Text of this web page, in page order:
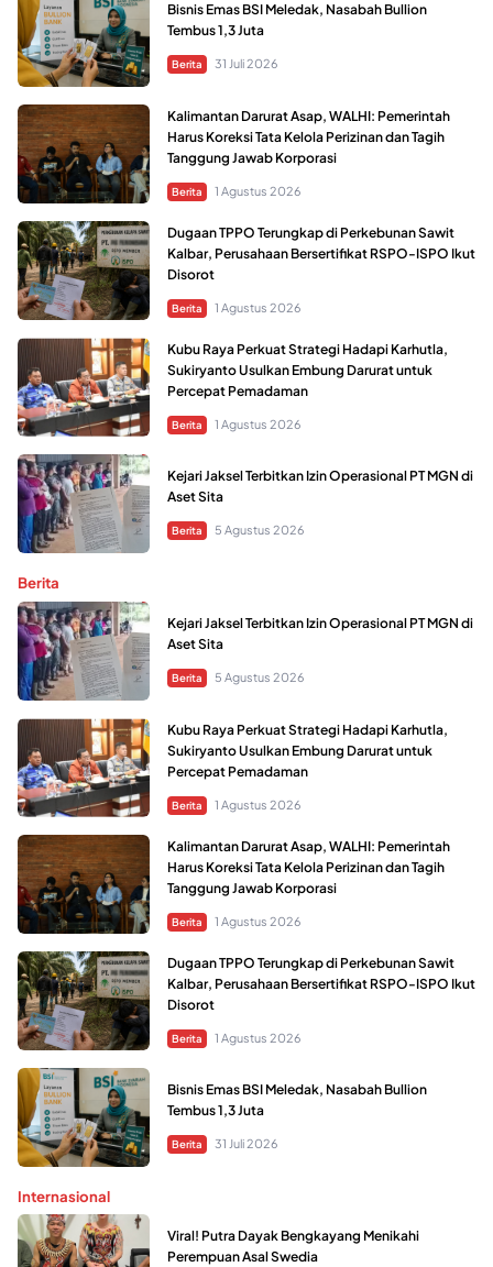
Bisnis Emas BSI Meledak, Nasabah Bullion
Tembus 1,3 Juta
Berita 31 Juli 2026
Kalimantan Darurat Asap, WALHI: Pemerintah
Harus Koreksi Tata Kelola Perizinan dan Tagih
Tanggung Jawab Korporasi
Berita 1 Agustus 2026
Dugaan TPPO Terungkap di Perkebunan Sawit
Kalbar, Perusahaan Bersertifikat RSPO-ISPO Ikut
Disorot
Berita 1 Agustus 2026
Kubu Raya Perkuat Strategi Hadapi Karhutla,
Sukiryanto Usulkan Embung Darurat untuk
Percepat Pemadaman
Berita 1 Agustus 2026
Kejari Jaksel Terbitkan Izin Operasional PT MGN di
Aset Sita
Berita 5 Agustus 2026
Berita
Kejari Jaksel Terbitkan Izin Operasional PT MGN di
Aset Sita
Berita 5 Agustus 2026
Kubu Raya Perkuat Strategi Hadapi Karhutla,
Sukiryanto Usulkan Embung Darurat untuk
Percepat Pemadaman
Berita 1 Agustus 2026
Kalimantan Darurat Asap, WALHI: Pemerintah
Harus Koreksi Tata Kelola Perizinan dan Tagih
Tanggung Jawab Korporasi
Berita 1 Agustus 2026
Dugaan TPPO Terungkap di Perkebunan Sawit
Kalbar, Perusahaan Bersertifikat RSPO-ISPO Ikut
Disorot
Berita 1 Agustus 2026
Bisnis Emas BSI Meledak, Nasabah Bullion
Tembus 1,3 Juta
Berita 31 Juli 2026
Internasional
Viral! Putra Dayak Bengkayang Menikahi
Perempuan Asal Swedia